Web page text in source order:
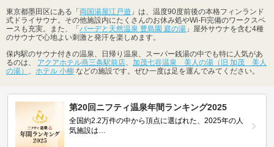
東京都墨田区にある「 両国湯屋江戸遊 」は、温度90度前後の本格フィンランド
式ドライサウナ。その他施設内にたくさんのお休み処やWi-Fi完備のワークスペ
ースも充実。また、「 バーデと天然温泉 豊島園 庭の湯 」屋外サウナを含む4種
のサウナで心地よい刺激と発汗を楽しめます。
保内駅のサウナ付きの温泉、日帰り温泉、スーパー銭湯の中でも特に人気があ
るのは、 アクアホテル燕三条駅前店、 加茂七谷温泉 美人の湯（旧 加茂 美人
の湯） 、 ホテル 小柳 などの施設です。ぜひ一度は足を運んでみてください。
第20回ニフティ温泉年間ランキング2025
全国約2.2万件の中から頂点に選ばれた、2025年の人
気施設は…